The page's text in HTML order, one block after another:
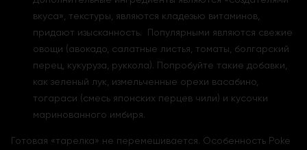
вкуса», текстуры, являются кладезью витаминов,
придают изысканность. Популярными являются свежие
овощи (авокадо, салатные листья, томаты, болгарский
перец, кукуруза, руккола). Попробуйте такие добавки,
как зеленый лук, измельченные орехи васабино,
тогараси (смесь японских перцев чили) и кусочки
маринованного имбиря.
Готовая «тарелка» не перемешивается. Особенность Poke